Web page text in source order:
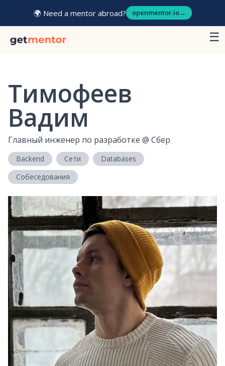
🌍 Need a mentor abroad? openmentor.io→
☰
Тимофеев
Вадим
Главный инженер по разработке @ Сбер
Backend Сети
Databases
Собеседования